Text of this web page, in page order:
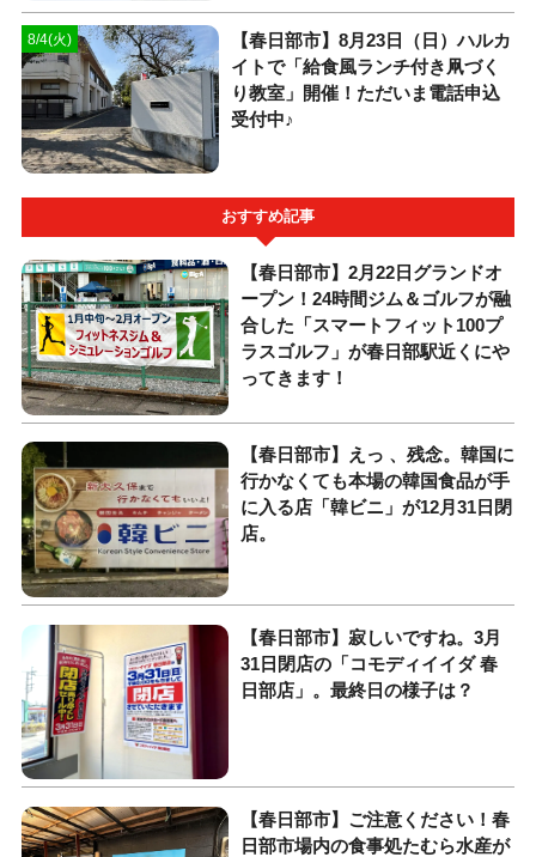
8/4(火)
【春日部市】8月23日（日）ハルカ
イトで「給食風ランチ付き凧づく
り教室」開催！ただいま電話申込
受付中♪
おすすめ記事
【春日部市】2月22日グランドオ
ープン！24時間ジム＆ゴルフが融
合した「スマートフィット100プ
ラスゴルフ」が春日部駅近くにや
ってきます！
【春日部市】えっ 、残念。韓国に
行かなくても本場の韓国食品が手
に入る店「韓ビニ」が12月31日閉
店。
【春日部市】寂しいですね。3月
31日閉店の「コモディイイダ 春
日部店」。最終日の様子は？
【春日部市】ご注意ください！春
日部市場内の食事処たむら水産が